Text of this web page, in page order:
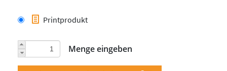
Printprodukt
Menge eingeben